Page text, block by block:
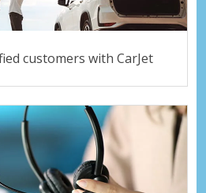
customers with CarJet